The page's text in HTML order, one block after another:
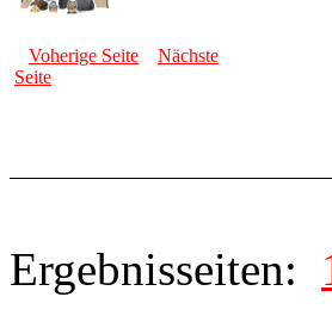
Voherige Seite
Nächste
Seite
Ergebnisseiten: